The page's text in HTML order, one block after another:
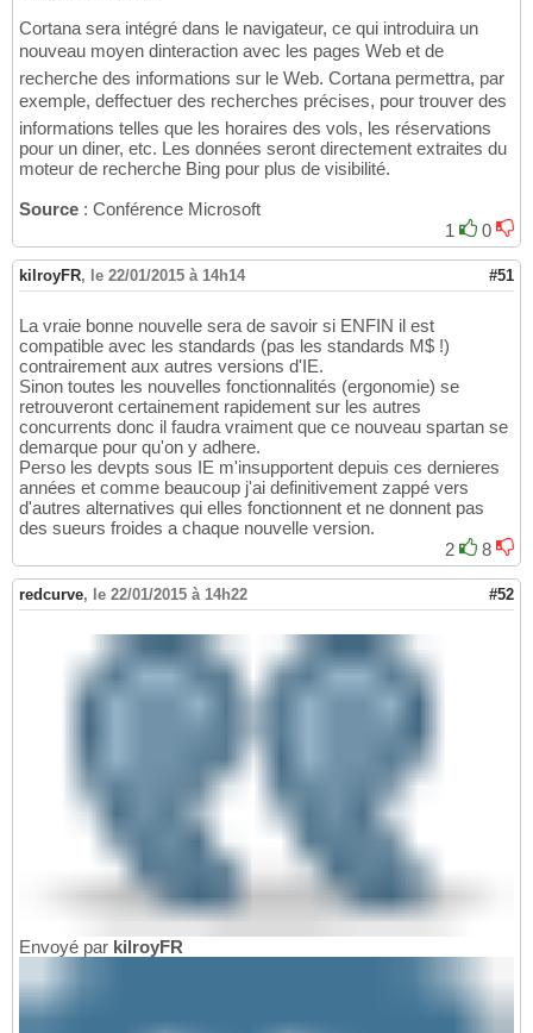
Cortana sera intégré dans le navigateur, ce qui introduira un
nouveau moyen dinteraction avec les pages Web et de
recherche des informations sur le Web. Cortana permettra, par
exemple, deffectuer des recherches précises, pour trouver des
informations telles que les horaires des vols, les réservations
pour un diner, etc. Les données seront directement extraites du
moteur de recherche Bing pour plus de visibilité.
Source : Conférence Microsoft
1
0
kilroyFR, le 22/01/2015 à 14h14 #51
La vraie bonne nouvelle sera de savoir si ENFIN il est
compatible avec les standards (pas les standards M$ !)
contrairement aux autres versions d'IE.
Sinon toutes les nouvelles fonctionnalités (ergonomie) se
retrouveront certainement rapidement sur les autres
concurrents donc il faudra vraiment que ce nouveau spartan se
demarque pour qu'on y adhere.
Perso les devpts sous IE m'insupportent depuis ces dernieres
années et comme beaucoup j'ai definitivement zappé vers
d'autres alternatives qui elles fonctionnent et ne donnent pas
des sueurs froides a chaque nouvelle version.
2
8
redcurve, le 22/01/2015 à 14h22 #52
Envoyé par kilroyFR